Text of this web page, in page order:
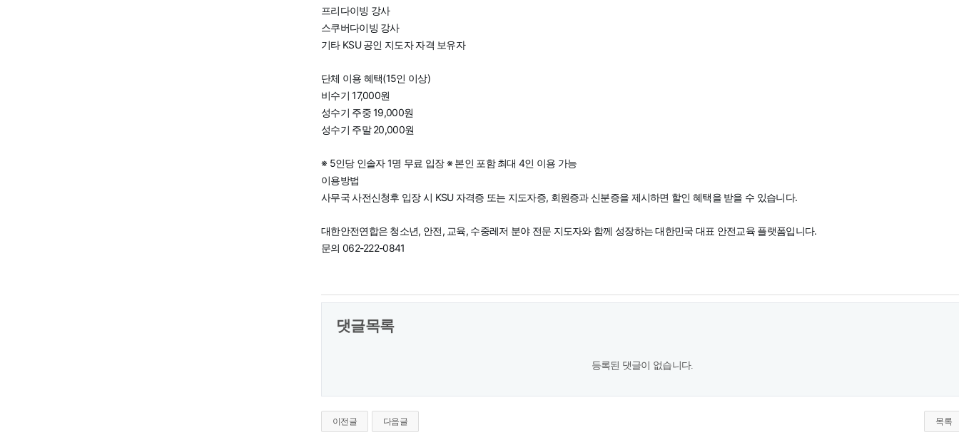
프리다이빙 강사
스쿠버다이빙 강사
기타 KSU 공인 지도자 자격 보유자
단체 이용 혜택(15인 이상)
비수기 17,000원
성수기 주중 19,000원
성수기 주말 20,000원
※ 5인당 인솔자 1명 무료 입장 ※ 본인 포함 최대 4인 이용 가능
이용방법
사무국 사전신청후 입장 시 KSU 자격증 또는 지도자증, 회원증과 신분증을 제시하면 할인 혜택을 받을 수 있습니다.
대한안전연합은 청소년, 안전, 교육, 수중레저 분야 전문 지도자와 함께 성장하는 대한민국 대표 안전교육 플랫폼입니다.
문의 062-222-0841
댓글목록
등록된 댓글이 없습니다.
이전글 다음글 목록